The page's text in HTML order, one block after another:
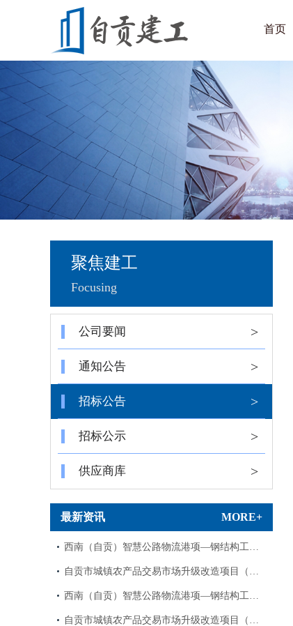
首页
聚焦建工
Focusing
公司要闻 >
通知公告 >
招标公告 >
招标公示 >
供应商库 >
最新资讯 MORE+
西南（自贡）智慧公路物流港项—钢结构工…
自贡市城镇农产品交易市场升级改造项目（…
西南（自贡）智慧公路物流港项—钢结构工…
自贡市城镇农产品交易市场升级改造项目（…